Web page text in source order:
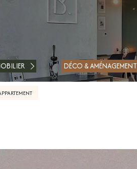
GÉRER
DÉCO & AMÉNAGEMENT